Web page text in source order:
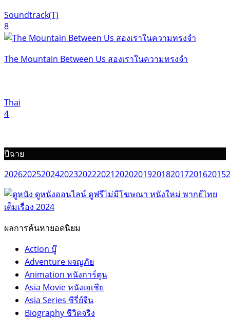
Soundtrack(T)
8
The Mountain Between Us สองเราในความทรงจำ
Thai
4
ปีฉาย
202620252024202320222021202020192018201720162015
ผลการค้นหายอดนิยม
Action บู๊
Adventure ผจญภัย
Animation หนังการ์ตูน
Asia Movie หนังเอเชีย
Asia Series ซีรี่ย์จีน
Biography ชีวิตจริง